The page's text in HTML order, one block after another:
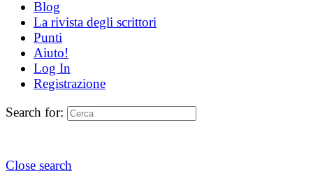
Blog
La rivista degli scrittori
Punti
Aiuto!
Log In
Registrazione
Search for:
Close search